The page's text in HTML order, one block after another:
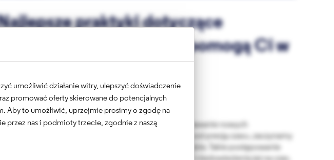
praktyki dotyczące
refaktoringu kodu, które pomogą Ci w
Kamil Olejnik
podczas tworzenia aplikacji zauważamy, że dodawanie nowych
funkcjonalności zaczyna sprawiać problemy. Działając pod presją czasu, zaczynamy
je omijać, stosując dziwne i niezrozumiałe zmiany w kodzie. Takie postępowanie
umożliwić działanie witry, ulepszyć doświadczenie
promować oferty skierowane do potencjalnych
Aby to umożliwić, uprzejmie prosimy o zgodę na
przez nas i podmioty trzecie, zgodnie z naszą